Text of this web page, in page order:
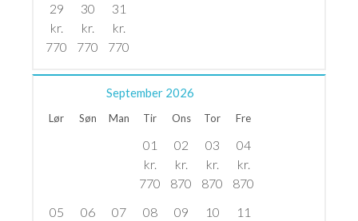
29
kr.
770
30
kr.
770
31
kr.
770
September 2026
Lør Søn Man Tir Ons Tor Fre
01
kr.
770
02
kr.
870
03
kr.
870
04
kr.
870
05
06
07
08
09
10
11